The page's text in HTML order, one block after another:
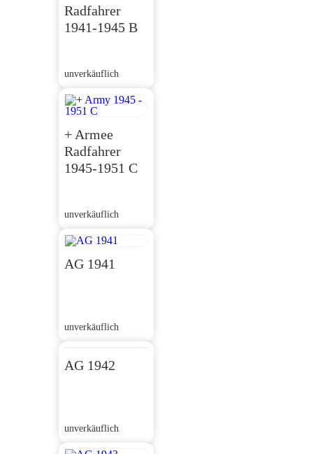
Radfahrer
1941-1945 B
unverkäuflich
+ Armee
Radfahrer
1945-1951 C
unverkäuflich
AG 1941
unverkäuflich
AG 1942
unverkäuflich